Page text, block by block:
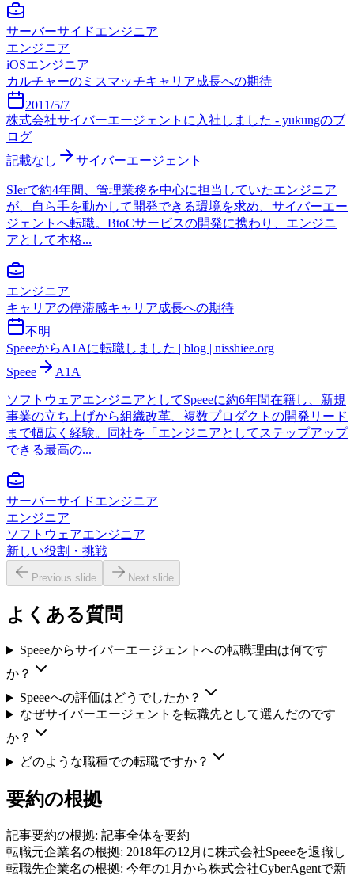
サーバーサイドエンジニア
エンジニア
iOSエンジニア
カルチャーのミスマッチキャリア成長への期待
2011/5/7
株式会社サイバーエージェントに入社しました - yukungのブ
ログ
記載なし
サイバーエージェント
SIerで約4年間、管理業務を中心に担当していたエンジニア
が、自ら手を動かして開発できる環境を求め、サイバーエー
ジェントへ転職。BtoCサービスの開発に携わり、エンジニ
アとして本格...
エンジニア
キャリアの停滞感キャリア成長への期待
不明
SpeeeからA1Aに転職しました | blog | nisshiee.org
Speee
A1A
ソフトウェアエンジニアとしてSpeeeに約6年間在籍し、新規
事業の立ち上げから組織改革、複数プロダクトの開発リード
まで幅広く経験。同社を「エンジニアとしてステップアップ
できる最高の...
サーバーサイドエンジニア
エンジニア
ソフトウェアエンジニア
新しい役割・挑戦
Previous slide Next slide
よくある質問
Speeeからサイバーエージェントへの転職理由は何です
か？
Speeeへの評価はどうでしたか？
なぜサイバーエージェントを転職先として選んだのです
か？
どのような職種での転職ですか？
要約の根拠
記事要約の根拠: 記事全体を要約
転職元企業名の根拠: 2018年の12月に株式会社Speeeを退職し
転職先企業名の根拠: 今年の1月から株式会社CyberAgentで新